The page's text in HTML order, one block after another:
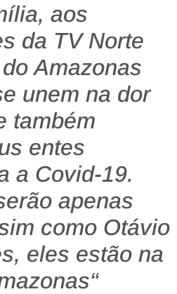
aos
da TV Norte
Amazonas
unem na dor
também
entes
a Covid-19.
apenas
como Otávio
eles estão na
“